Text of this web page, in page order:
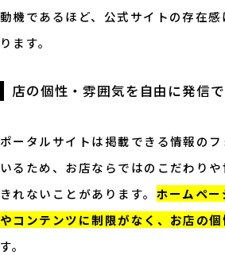
動機であるほど、公式サイトの存在
ります。
店の個性・雰囲気を自由に発信
ポータルサイトは掲載できる情報の
いるため、お店ならではのこだわり
きれないことがあります。 ホームペ
やコンテンツに制限がなく、お店の
す。